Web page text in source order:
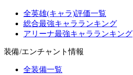
全英雄(キャラ)評価一覧
総合最強キャラランキング
アリーナ最強キャラランキング
装備/エンチャント情報
全装備一覧